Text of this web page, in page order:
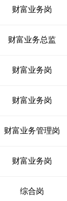
财富业务岗
财富业务总监
财富业务岗
财富业务岗
财富业务管理岗
财富业务岗
综合岗